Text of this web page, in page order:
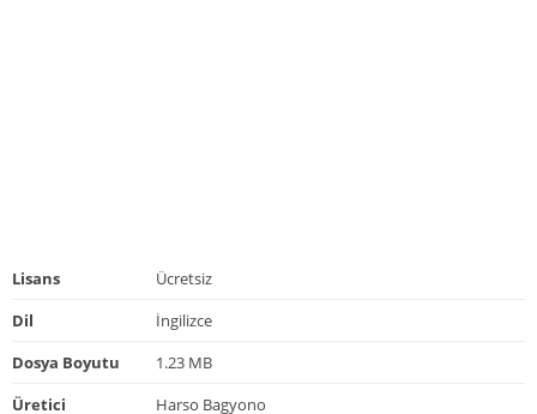
Lisans
Ücretsiz
Dil
İngilizce
Dosya Boyutu
1.23 MB
Üretici
Harso Bagyono